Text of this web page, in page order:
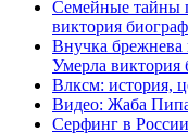
Семейные тайны
виктория
Внучка брежнева
Умерла виктория
Влксм: история,
Видео: Жаба
Серфинг в